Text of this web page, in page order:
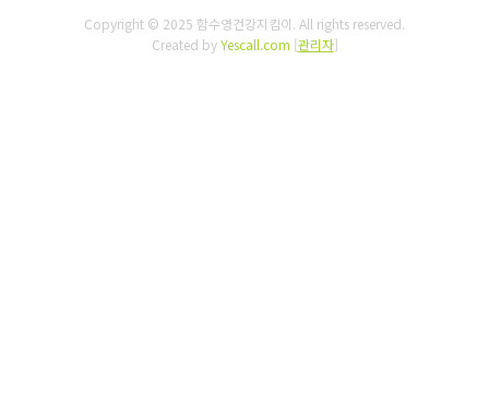
Copyright © 2025 함수영건강지킴이. All rights reserved.
Created byYescall.com [관리자]